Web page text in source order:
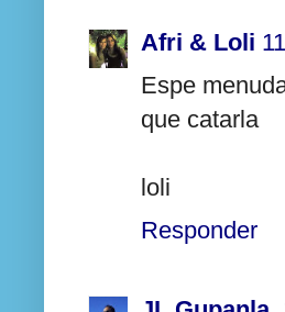
Afri & Loli
Espe
que catarla
loli
Responder